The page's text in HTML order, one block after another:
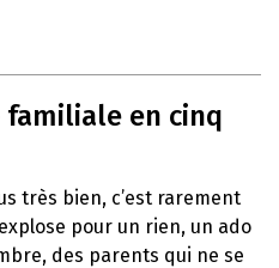
familiale en cinq
très bien, c’est rarement
pour un rien, un ado
des parents qui ne se